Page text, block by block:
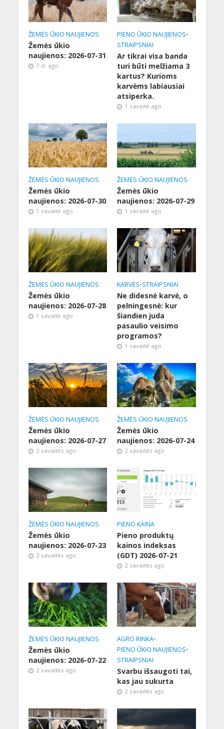
ŽEMĖS ŪKIO NAUJIENOS
Žemės ūkio
naujienos: 2026-07-31
7 d. ago
PIENO ŪKIO NAUJIENOS•
STRAIPSNIAI
Ar tikrai visa banda
turi būti melžiama 3
kartus? Kurioms
karvėms labiausiai
atsiperka.
1 savaitė ago
ŽEMĖS ŪKIO NAUJIENOS
Žemės ūkio
naujienos: 2026-07-30
1 savaitė ago
ŽEMĖS ŪKIO NAUJIENOS
Žemės ūkio
naujienos: 2026-07-29
1 savaitė ago
ŽEMĖS ŪKIO NAUJIENOS
Žemės ūkio
naujienos: 2026-07-28
1 savaitė ago
KARVĖS•STRAIPSNIAI
Ne didesnė karvė, o
pelningesnė: kur
šiandien juda
pasaulio veisimo
programos?
1 savaitė ago
ŽEMĖS ŪKIO NAUJIENOS
Žemės ūkio
naujienos: 2026-07-27
2 savaitės ago
ŽEMĖS ŪKIO NAUJIENOS
Žemės ūkio
naujienos: 2026-07-24
2 savaitės ago
ŽEMĖS ŪKIO NAUJIENOS
Žemės ūkio
naujienos: 2026-07-23
2 savaitės ago
PIENO KAINA
Pieno produktų
kainos indeksas
(GDT) 2026-07-21
2 savaitės ago
ŽEMĖS ŪKIO NAUJIENOS
Žemės ūkio
naujienos: 2026-07-22
2 savaitės ago
AGRO RINKA•
PIENO ŪKIO NAUJIENOS•
STRAIPSNIAI
Svarbu išsaugoti tai,
kas jau sukurta
2 savaitės ago